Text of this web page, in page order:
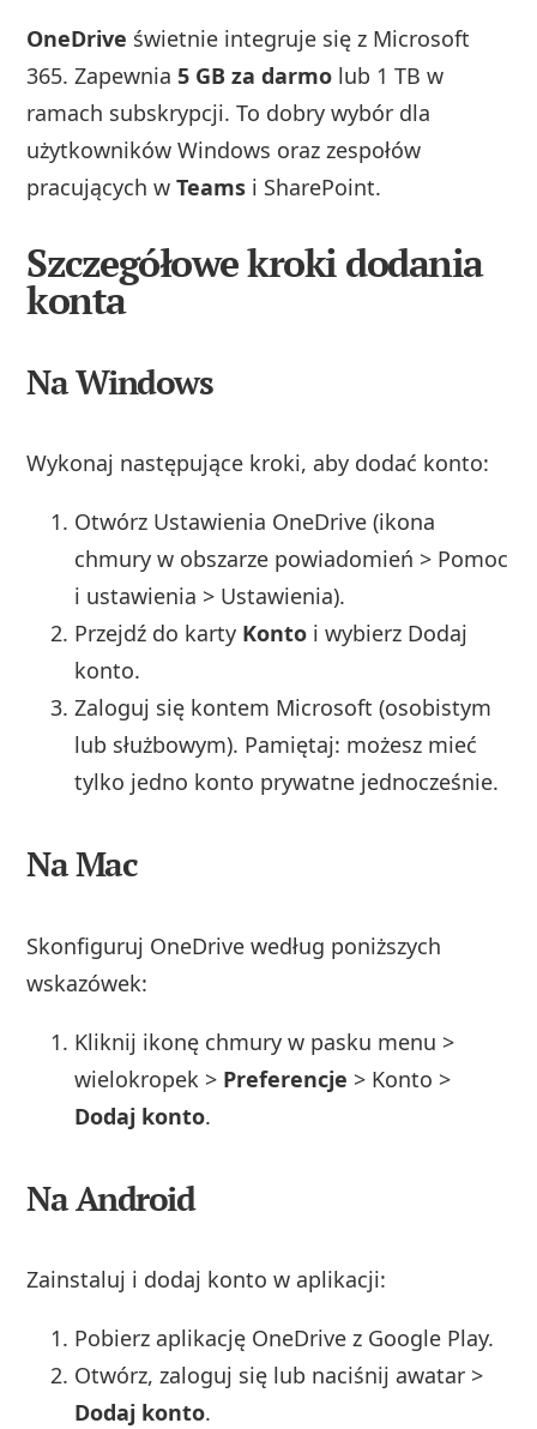
OneDrive świetnie integruje się z Microsoft
365. Zapewnia5 GB za darmo lub 1 TB w
ramach subskrypcji. To dobry wybór dla
użytkowników Windows oraz zespołów
pracujących wTeams i SharePoint.
Szczegółowe kroki dodania
konta
Na Windows
Wykonaj następujące kroki, aby dodać konto:
Otwórz Ustawienia OneDrive (ikona
chmury w obszarze powiadomień > Pomoc
i ustawienia > Ustawienia).
Przejdź do karty Konto i wybierz Dodaj
konto.
Zaloguj się kontem Microsoft (osobistym
lub służbowym). Pamiętaj: możesz mieć
tylko jedno konto prywatne jednocześnie.
Na Mac
Skonfiguruj OneDrive według poniższych
wskazówek:
Kliknij ikonę chmury w pasku menu >
wielokropek > Preferencje > Konto >
Dodaj konto.
Na Android
Zainstaluj i dodaj konto w aplikacji:
Pobierz aplikację OneDrive z Google Play.
Otwórz, zaloguj się lub naciśnij awatar >
Dodaj konto.